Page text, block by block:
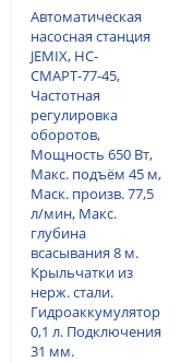
Автоматическая
насосная станция
JEMIX, НС-
СМАРТ-77-45,
Частотная
регулировка
оборотов,
Мощность 650 Вт,
Макс. подъём 45 м,
Маск. произв. 77,5
л/мин, Макс.
глубина
всасывания 8 м.
Крыльчатки из
нерж. стали.
Гидроаккумулятор
0,1 л. Подключения
31 мм.